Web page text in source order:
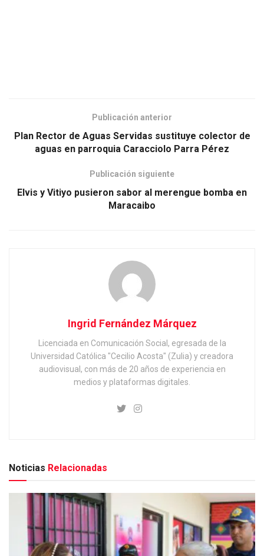
Publicación anterior
Plan Rector de Aguas Servidas sustituye colector de
aguas en parroquia Caracciolo Parra Pérez
Publicación siguiente
Elvis y Vitiyo pusieron sabor al merengue bomba en
Maracaibo
Ingrid Fernández Márquez
Licenciada en Comunicación Social, egresada de la
Universidad Católica "Cecilio Acosta" (Zulia) y creadora
audiovisual, con más de 20 años de experiencia en
medios y plataformas digitales.
Noticias Relacionadas